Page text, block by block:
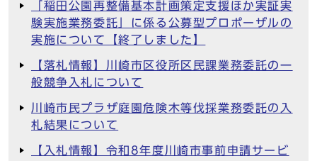
「稲田公園再整備基本計画策定支援ほか実証実
験実施業務委託」に係る公募型プロポーザルの
実施について【終了しました】
【落札情報】川崎市区役所区民課業務委託の一
般競争入札について
川崎市民プラザ庭園危険木等伐採業務委託の入
札結果について
【入札情報】令和8年度川崎市事前申請サービ